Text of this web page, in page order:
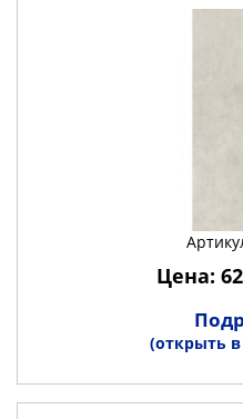
Цена:
(открыть